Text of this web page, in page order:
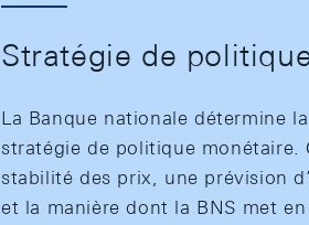
Stratégie de
La Banque nationale détermine
stratégie de politique
stabilité des prix, une prévision
et la manière dont la BNS met